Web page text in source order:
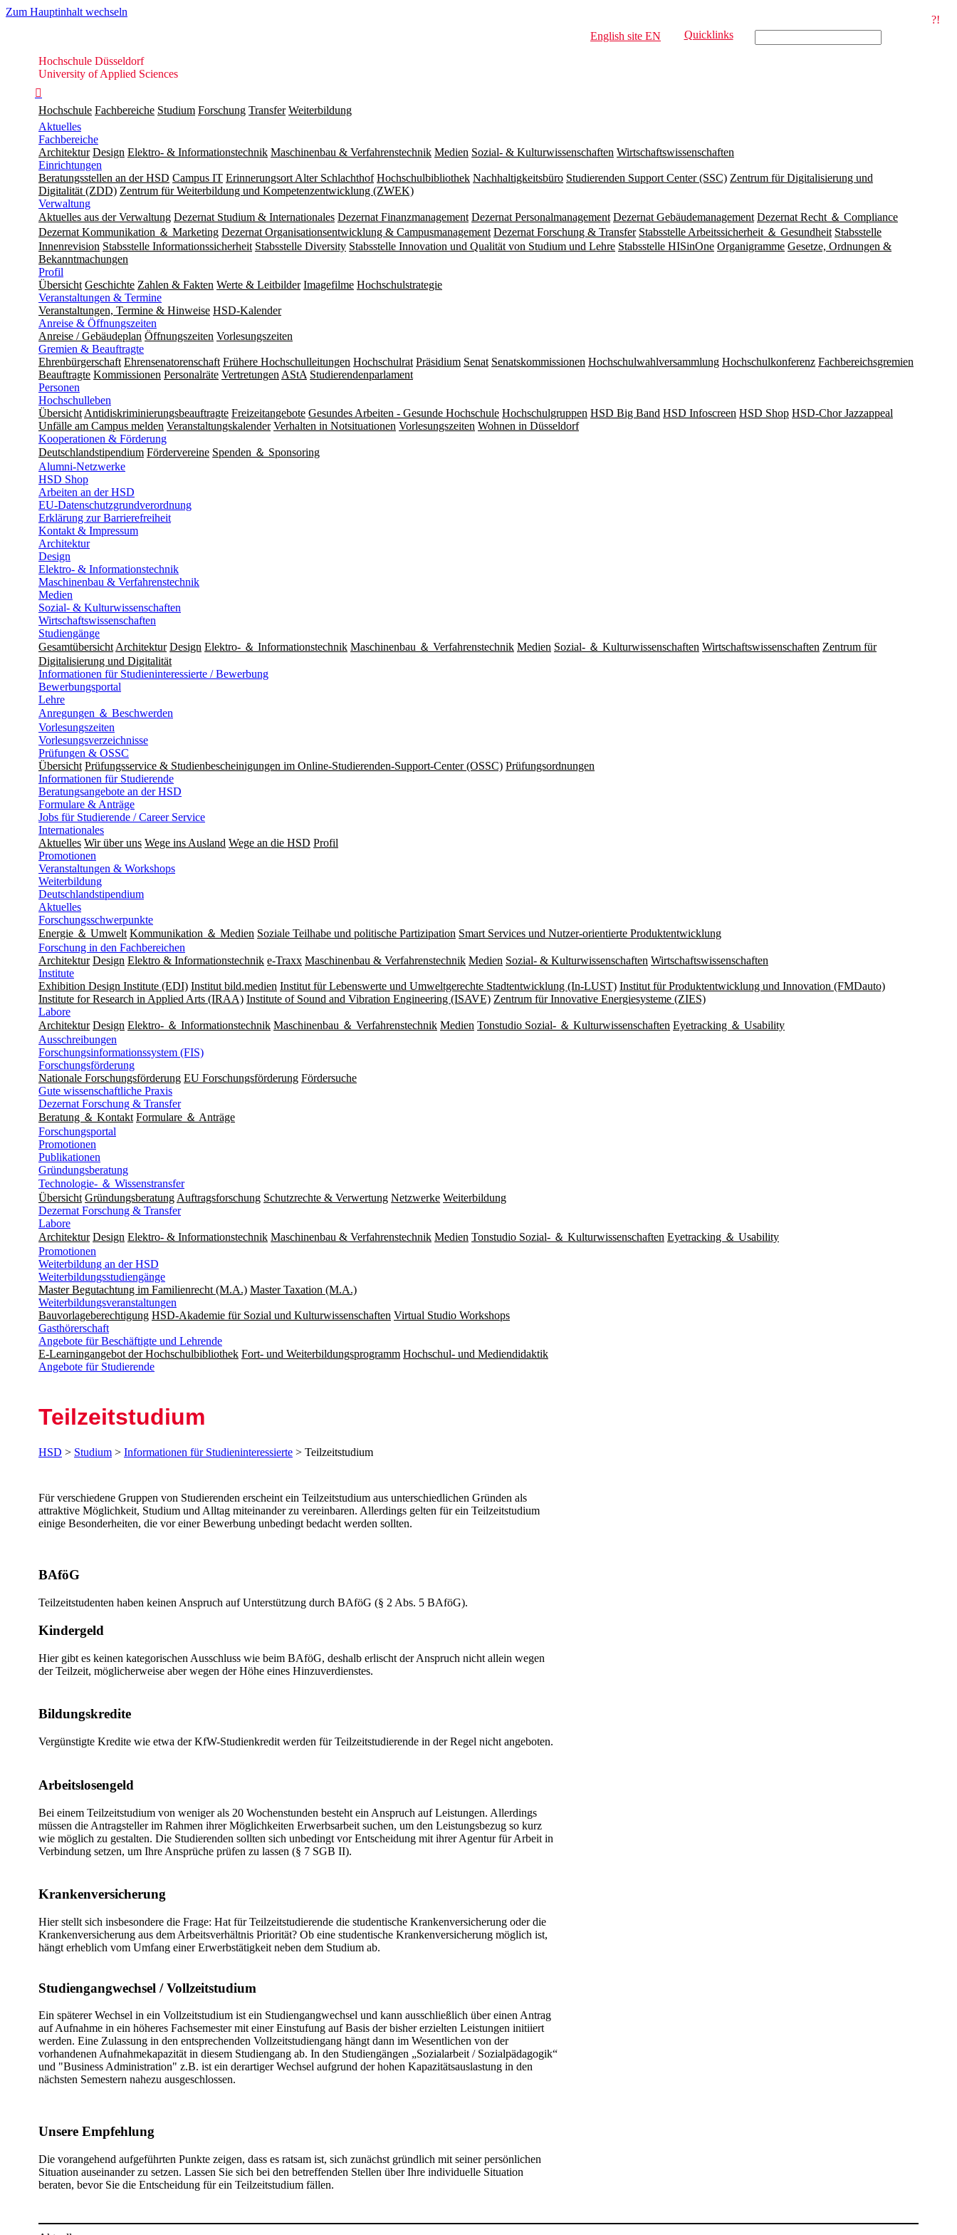
Zum Hauptinhalt wechseln
?!
Hochschule
Düsseldorf
Hochschule Düsseldorf
University of Applied Sciences

English site EN Quicklinks
Hochschule Fachbereiche Studium Forschung Transfer Weiterbildung
Aktuelles
Fachbereiche
Architektur Design Elektro- & Informationstechnik Maschinenbau & Verfahrenstechnik Medien Sozial- & Kulturwissenschaften Wirtschaftswissenschaften
Einrichtungen
Beratungsstellen an der HSD Campus IT Erinnerungsort Alter Schlachthof Hochschulbibliothek Nachhaltigkeitsbüro Studierenden Support Center (SSC) Zentrum für Digitalisierung und
Digitalität (ZDD) Zentrum für Weiterbildung und Kompetenzentwicklung (ZWEK)
Verwaltung
Aktuelles aus der Verwaltung Dezernat Studium & Internationales Dezernat Finanzmanagement Dezernat Personalmanagement Dezernat Gebäudemanagement Dezernat Recht ＆ Compliance
Dezernat Kommunikation ＆ Marketing Dezernat Organisationsentwicklung & Campusmanagement Dezernat Forschung & Transfer Stabsstelle Arbeitssicherheit ＆ Gesundheit Stabsstelle
Innenrevision Stabsstelle In­for­ma­ti­ons­sicher­heit Stabsstelle Diversity Stabsstelle Innovation und Qualität von Studium und Lehre Stabsstelle HISinOne Organigramme Gesetze, Ordnungen &
Bekanntmachungen
Profil
Übersicht Geschichte Zahlen & Fakten Werte & Leitbilder Imagefilme Hochschulstrategie
Veranstaltungen & Termine
Veranstaltungen, Termine & Hinweise HSD-Kalender
Anreise & Öffnungszeiten
Anreise / Gebäudeplan Öffnungszeiten Vorlesungszeiten
Gremien & Beauftragte
Ehrenbürgerschaft Ehrensenatorenschaft Frühere Hochschulleitungen Hochschulrat Präsidium Senat Senatskommissionen Hochschulwahlversammlung Hochschulkonferenz Fachbereichsgremien
Beauftragte Kommissionen Personalräte Vertretungen AStA Studierendenparlament
Personen
Hochschulleben
Übersicht Antidiskriminierungsbeauftragte Freizeitangebote Gesundes Arbeiten - Gesunde Hochschule Hochschulgruppen HSD Big Band HSD Infoscreen HSD Shop HSD-Chor Jazzappeal
Unfälle am Campus melden Veranstaltungskalender Verhalten in Notsituationen Vorlesungszeiten Wohnen in Düsseldorf
Kooperationen & Förderung
Deutschlandstipendium Fördervereine Spenden ＆ Sponsoring
Alumni-Netzwerke
HSD Shop
Arbeiten an der HSD
EU-Datenschutzgrundverordnung
Erklärung zur Barrierefreiheit
Kontakt & Impressum
Architektur
Design
Elektro- & Informationstechnik
Maschinenbau & Verfahrenstechnik
Medien
Sozial- & Kulturwissenschaften
Wirtschaftswissenschaften
Studiengänge
Gesamtübersicht Architektur Design Elektro- ＆ Informationstechnik Maschinenbau ＆ Verfahrenstechnik Medien Sozial- ＆ Kulturwissenschaften Wirtschaftswissenschaften Zentrum für
Digitalisierung und Digitalität
Informationen für Studieninteressierte / Bewerbung
Bewerbungsportal
Lehre
Anregungen ＆ Beschwerden
Vorlesungszeiten
Vorlesungsverzeichnisse
Prüfungen & OSSC
Übersicht Prüfungsservice & Studienbescheinigungen im Online-Studierenden-Support-Center (OSSC) Prüfungsordnungen
Informationen für Studierende
Beratungsangebote an der HSD
Formulare & Anträge
Jobs für Studierende / Career Service
Internationales
Aktuelles Wir über uns Wege ins Ausland Wege an die HSD Profil
Promotionen
Veranstaltungen & Workshops
Weiterbildung
Deutschlandstipendium
Aktuelles
Forschungsschwerpunkte
Energie ＆ Umwelt Kommunikation ＆ Medien Soziale Teilhabe und politische Partizipation Smart Services und Nutzer-orientierte Produktentwicklung
Forschung in den Fachbereichen
Architektur Design Elektro & Informationstechnik e-Traxx Maschinenbau & Verfahrenstechnik Medien Sozial- & Kulturwissenschaften Wirtschaftswissenschaften
Institute
Exhibition Design Institute (EDI) Institut bild.medien Institut für Lebenswerte und Umweltgerechte Stadtentwicklung (In-LUST) Institut für Produktentwicklung und Innovation (FMDauto)
Institute for Research in Applied Arts (IRAA) Institute of Sound and Vibration Engineering (ISAVE) Zentrum für Innovative Energiesysteme (ZIES)
Labore
Architektur Design Elektro- ＆ Informationstechnik Maschinenbau ＆ Verfahrenstechnik Medien Tonstudio Sozial- ＆ Kulturwissenschaften Eyetracking ＆ Usability
Ausschreibungen
Forschungsinformationssystem (FIS)
Forschungsförderung
Nationale Forschungsförderung EU Forschungsförderung Fördersuche
Gute wissenschaftliche Praxis
Dezernat Forschung & Transfer
Beratung ＆ Kontakt Formulare ＆ Anträge
Forschungsportal
Promotionen
Publikationen
Gründungsberatung
Technologie- ＆ Wissenstransfer
Übersicht Gründungsberatung Auftragsforschung Schutzrechte & Verwertung Netzwerke Weiterbildung
Dezernat Forschung & Transfer
Labore
Architektur Design Elektro- & Informationstechnik Maschinenbau & Verfahrenstechnik Medien Tonstudio Sozial- ＆ Kulturwissenschaften Eyetracking ＆ Usability
Promotionen
Weiterbildung an der HSD
Weiterbildungsstudiengänge
Master Begutachtung im Familienrecht (M.A.) Master Taxation (M.A.)
Weiterbildungsveranstaltungen
Bauvorlageberechtigung HSD-Akademie für Sozial und Kulturwissenschaften Virtual Studio Workshops
Gasthörerschaft
Angebote für Beschäftigte und Lehrende
E-Learningangebot der Hochschulbibliothek Fort- und Weiterbildungsprogramm Hochschul- und Mediendidaktik
Angebote für Studierende
Teil­zeit­studium
HSD > Studium > Informationen für Studieninteressierte > Teilzeitstudium
​​​Für verschiedene Gruppen von Studierenden erscheint ein Teilzeitstudium aus unterschiedlichen Gründen als
attraktive Möglichkeit, Studium und Alltag miteinander zu vereinbaren. Allerdings gelten für ein Teilzeitstudium
einige Besonderheiten, die vor einer Bewerbung unbedingt bedacht werden sollten.
​BAföG
Teilzeitstudenten haben keinen Anspruch auf Unterstützung durch BAföG (§ 2 Abs. 5 BAföG).
Kindergeld
Hier gibt es keinen kategorischen Ausschluss wie beim BAföG, deshalb erlischt der Anspruch nicht allein wegen
der Teilzeit, möglicherweise aber wegen der Höhe eines Hinzuverdienstes.
Bildungskredite
Vergünstigte Kredite wie etwa der KfW-Studienkredit werden für Teilzeitstudierende in der Regel nicht angeboten.
Arbeitslosengeld
Bei einem Teilzeitstudium von weniger als 20 Wochenstunden besteht ein Anspruch auf Leistungen. Allerdings
müssen die Antragsteller im Rahmen ihrer Möglichkeiten Erwerbsarbeit suchen, um den Leistungsbezug so kurz
wie möglich zu gestalten. Die Studierenden sollten sich unbedingt vor Entscheidung mit ihrer Agentur für Arbeit in
Verbindung setzen, um Ihre Ansprüche prüfen zu lassen (§ 7 SGB II).
Krankenversicherung
Hier stellt sich insbesondere die Frage: Hat für Teilzeitstudierende die studentische Krankenversicherung oder die
Krankenversicherung aus dem Arbeitsverhältnis Priorität? Ob eine studentische Krankenversicherung möglich ist,
hängt erheblich vom Umfang einer Erwerbstätigkeit neben dem Studium ab.
Studiengangwechsel / Vollzeitstudium
Ein späterer Wechsel in ein Vollzeitstudium ist ein Studiengangwechsel und kann ausschließlich über einen Antrag
auf Aufnahme in ein höheres Fachsemester mit einer Einstufung auf Basis der bisher erzielten Leistungen initiiert
werden. Eine Zulassung in den entsprechenden Vollzeitstudiengang hängt dann im Wesentlichen von der
vorhandenen Aufnahmekapazität in diesem Studiengang ab. In den Studiengängen „Sozialarbeit / Sozialpädagogik“
und "Business Administration" z.B. ist ein derartiger Wechsel aufgrund der hohen Kapazitätsauslastung in den
nächsten Semestern nahezu ausgeschlossen.
Unsere Empfehlung
​Die vorangehend aufgeführten Punkte zeigen, dass es ratsam ist, sich zunächst gründlich mit seiner persönlichen
Situation auseinander zu setzen. Lassen Sie sich bei den betreffenden Stellen über Ihre individuelle Situation
beraten, bevor Sie die Entscheidung für ein Teilzeitstudium fällen.